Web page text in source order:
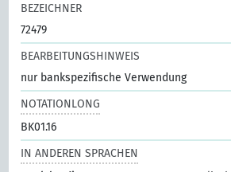
BEZEICHNER
72479
BEARBEITUNGSHINWEIS
nur bankspezifische Verwendung
NOTATIONLONG
BK01.16
IN ANDEREN SPRACHEN